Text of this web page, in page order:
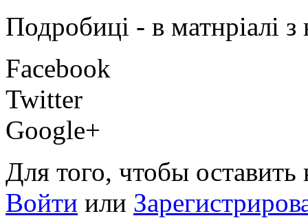
Подробиці - в матнріалі
Facebook
Twitter
Google+
Для того, чтобы
Войти или